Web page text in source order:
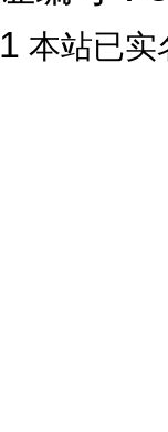
本站已